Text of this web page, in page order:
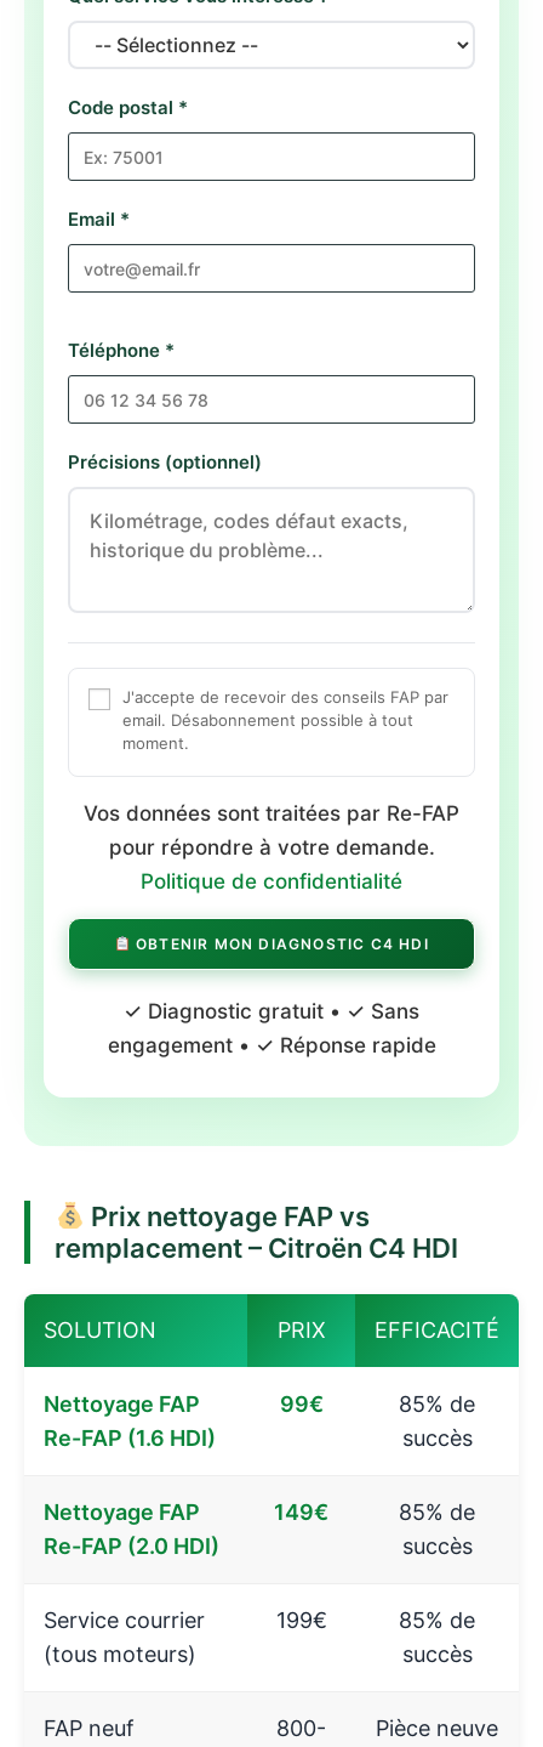
Code postal *
Email *
Téléphone *
Précisions (optionnel)
J'accepte de recevoir des conseils FAP par
email. Désabonnement possible à tout
moment.
Vos données sont traitées par Re-FAP
pour répondre à votre demande.
Politique de confidentialité
OBTENIR MON DIAGNOSTIC C4 HDI
✓ Diagnostic gratuit • ✓ Sans
engagement • ✓ Réponse rapide
Prix nettoyage FAP vs
remplacement – Citroën C4 HDI
SOLUTION PRIX EFFICACITÉ
Nettoyage FAP
Re-FAP (1.6 HDI)
99€
85% de
succès
Nettoyage FAP
Re-FAP (2.0 HDI)
149€
85% de
succès
Service courrier
(tous moteurs)
199€
85% de
succès
FAP neuf
800-
Pièce neuve